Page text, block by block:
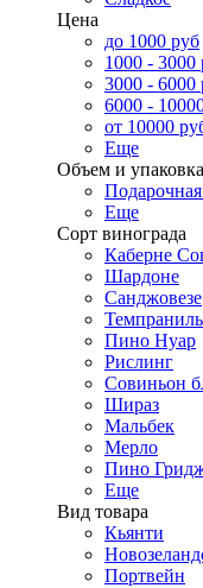
Цена
до 1000 руб
1000 - 3000
3000 - 6000
6000 -
от 10000
Еще
Объем и упаковка
Еще
Сорт винограда
Каберне
Шардоне
Санджовезе
Пино Нуар
Рислинг
Совиньон
Шираз
Мальбек
Мерло
Пино
Еще
Вид товара
Кьянти
Портвейн